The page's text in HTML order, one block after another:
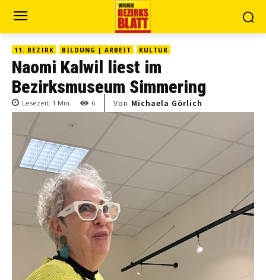
11. BEZIRK BILDUNG | ARBEIT KULTUR
Naomi Kalwil liest im
Bezirksmuseum Simmering
Lesezeit: 1 Min. 6 Von Michaela Görlich